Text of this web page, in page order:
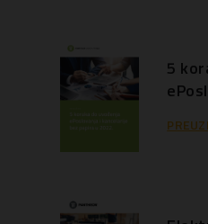
5